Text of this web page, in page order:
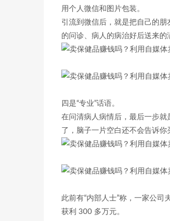
用个人微信和图片包装。
引流到微信后，就是把自己的
的问诊、病人的病治好后送来的
四是“专业”话语。
在问清病人病情后，最后一步
了，脑子一片空白还不会告诉你
此前有“内部人士”称，一家公司
获利 300 多万元。